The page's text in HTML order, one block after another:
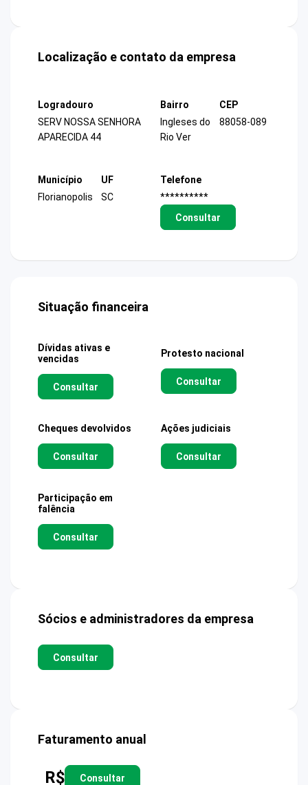
Localização e contato da empresa
Logradouro
SERV NOSSA SENHORA
APARECIDA 44
Bairro
Ingleses do
Rio Ver
CEP
88058-089
Município
Florianopolis
UF
SC
Telefone
**********
Consultar
Situação financeira
Dívidas ativas e
vencidas
Consultar
Protesto nacional
Consultar
Cheques devolvidos
Consultar
Ações judiciais
Consultar
Participação em
falência
Consultar
Sócios e administradores da empresa
Consultar
Faturamento anual
R$ Consultar